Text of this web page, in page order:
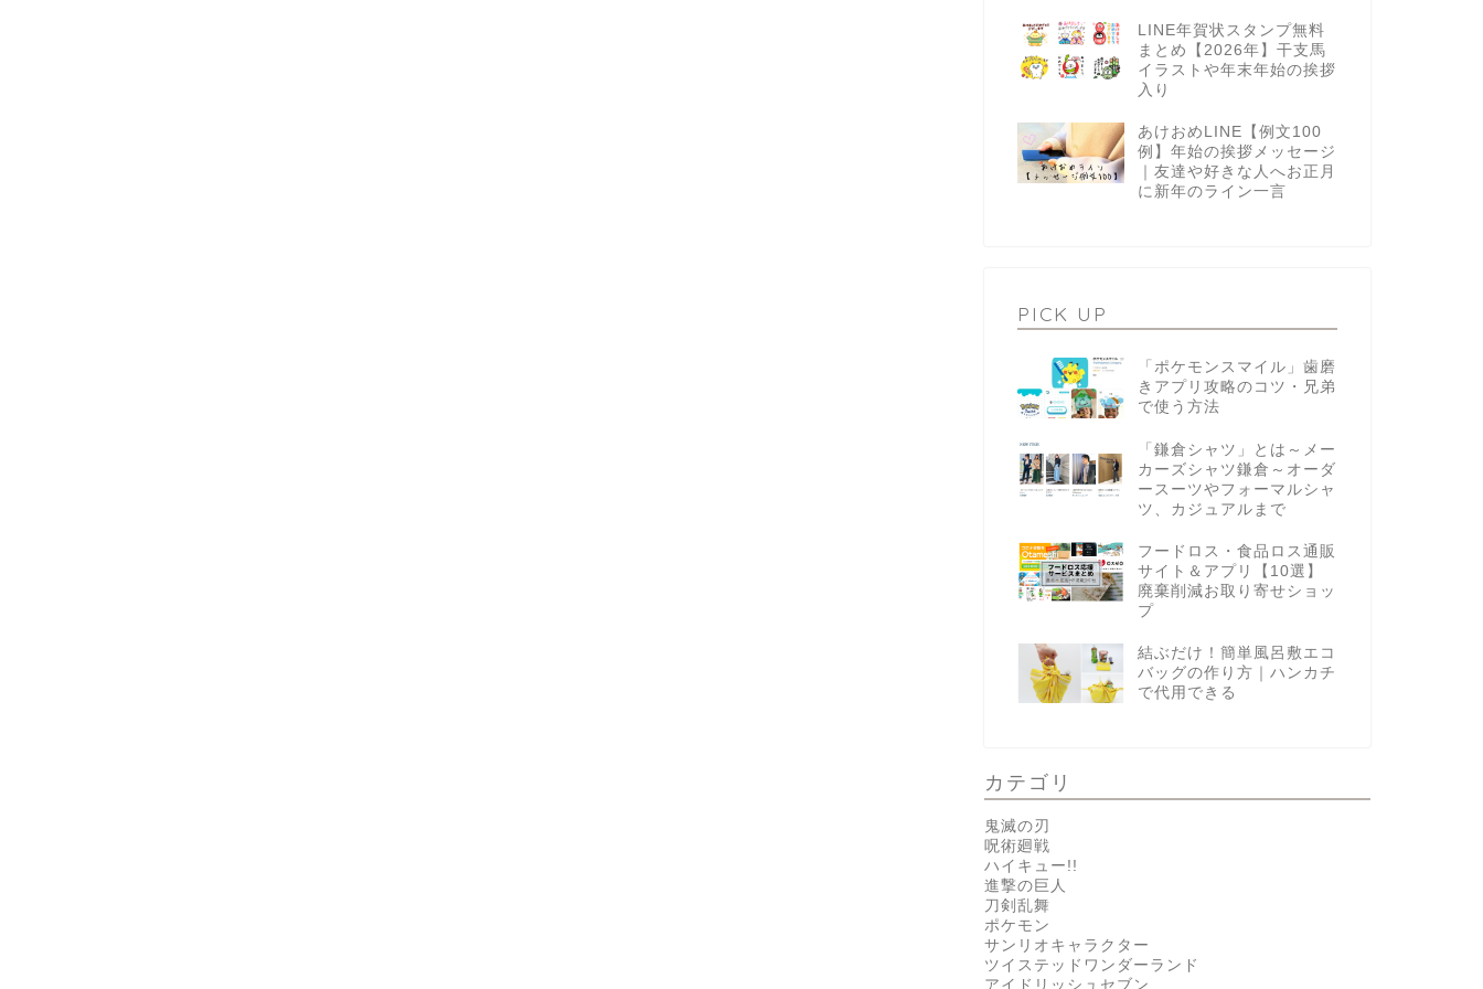
LINE年賀状スタンプ無料
まとめ【2026年】干支馬
イラストや年末年始の挨拶
入り
あけおめLINE【例文100
例】年始の挨拶メッセージ
｜友達や好きな人へお正月
に新年のライン一言
PICK UP
「ポケモンスマイル」歯磨
きアプリ攻略のコツ・兄弟
で使う方法
「鎌倉シャツ」とは～メー
カーズシャツ鎌倉～オーダ
ースーツやフォーマルシャ
ツ、カジュアルまで
フードロス・食品ロス通販
サイト＆アプリ【10選】
廃棄削減お取り寄せショッ
プ
結ぶだけ！簡単風呂敷エコ
バッグの作り方｜ハンカチ
で代用できる
カテゴリ
鬼滅の刃
呪術廻戦
ハイキュー!!
進撃の巨人
刀剣乱舞
ポケモン
サンリオキャラクター
ツイステッドワンダーランド
アイドリッシュセブン